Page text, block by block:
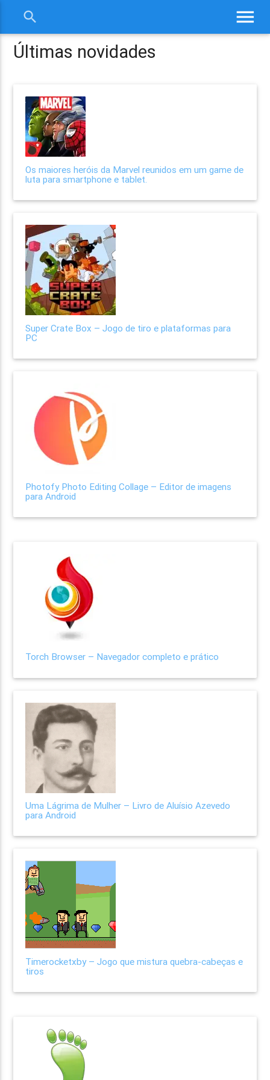
menu
search
Últimas novidades
Os maiores heróis da Marvel reunidos em um game de
luta para smartphone e tablet.
Super Crate Box – Jogo de tiro e plataformas para
PC
Photofy Photo Editing Collage – Editor de imagens
para Android
Torch Browser – Navegador completo e prático
Uma Lágrima de Mulher – Livro de Aluísio Azevedo
para Android
Timerocketxby – Jogo que mistura quebra-cabeças e
tiros